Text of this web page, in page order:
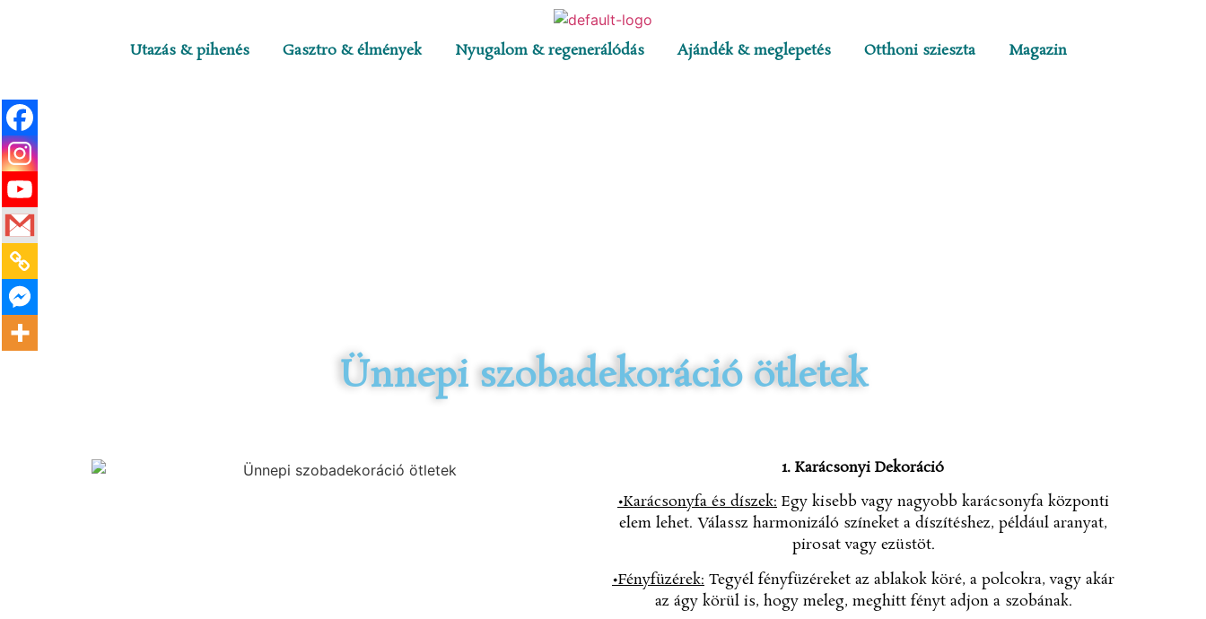
Utazás & pihenés Gasztro & élmények Nyugalom & regenerálódás Ajándék & meglepetés Otthoni szieszta Magazin
Ünnepi szobadekoráció ötletek
1. Karácsonyi Dekoráció
•Karácsonyfa és díszek: Egy kisebb vagy nagyobb karácsonyfa központi
elem lehet. Válassz harmonizáló színeket a díszítéshez, például aranyat,
pirosat vagy ezüstöt.
•Fényfüzérek: Tegyél fényfüzéreket az ablakok köré, a polcokra, vagy akár
az ágy körül is, hogy meleg, meghitt fényt adjon a szobának.